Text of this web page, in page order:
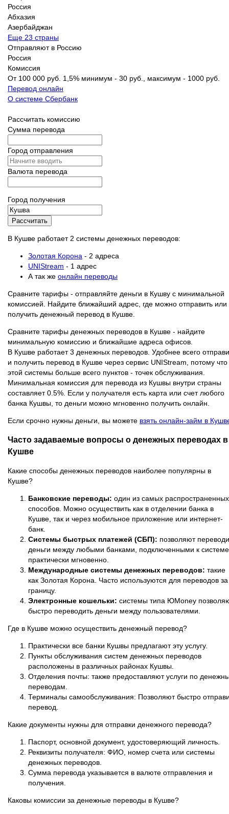
Россия
Абхазия
Азербайджан
Еще 23 страны
Отправляют в Россию
Россия
Комиссия
От 100 000 руб. 1,5% минимум - 30 руб., максимум - 1000 руб.
Перевод онлайн
О системе Сбербанк
Рассчитать комиссию
Сумма перевода
Город отправления
Валюта перевода
Город получения
Рассчитать
В Кушве работает 2 системы денежных переводов:
Золотая Корона - 2 адреса
UNIStream - 1 адрес
А так же онлайн переводы
Сравните тарифы - отправляйте деньги в Кушву с минимальной
комиссией. Найдите ближайший адрес, где можно отправить или
получить денежный перевод в Кушве.
Сравните тарифы денежных переводов в Кушве - найдите
минимальную комиссию и ближайшие адреса офисов.
В Кушве работает 3 денежных переводов. Удобнее всего
и получить перевод в Кушве через сервис UNIStream, потому что
этой системы больше всего пунктов - точек обслуживания.
Минимальная комиссия для перевода из Кушвы внутри страны
составляет 0.5%. Если у получателя есть карта или счет любого
банка Кушвы, то деньги можно мгновенно получить онлайн.
Если срочно нужны деньги, вы можете взять онлайн-займ в
Часто задаваемые вопросы о денежных переводах в
Кушве
Какие способы денежных переводов наиболее популярны в
Кушве?
Банковские переводы: один из самых распространенных
способов. Можно осуществить как в отделении банка в
Кушве, так и через мобильное приложение или интернет-
банк.
Системы быстрых платежей (СБП): позволяют
деньги между любыми банками, подключенными к
практически мгновенно.
Международные системы денежных переводов: такие
как Золотая Корона. Часто используются для переводов за
границу.
Электронные кошельки: системы типа ЮMoney
быстро переводить деньги между пользователями.
Где в Кушве можно осуществить денежный перевод?
Практически все банки Кушвы предлагают эту услугу.
Пункты обслуживания систем денежных переводов
расположены в различных районах Кушвы.
Отделения почты: также предоставляют услуги по
переводам.
Терминалы самообслуживания: Позволяют быстро
перевод.
Какие документы нужны для отправки денежного перевода?
Паспорт, основной документ, удостоверяющий личность.
Реквизиты получателя: ФИО, номер счета или системы
денежных переводов.
Сумма перевода указывается в валюте отправления и
получения.
Каковы комиссии за денежные переводы в Кушве?